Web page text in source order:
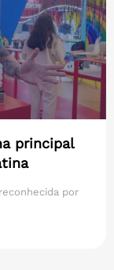
principal
por